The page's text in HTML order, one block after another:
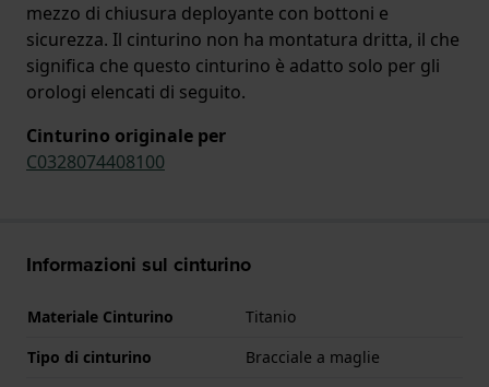
mezzo di chiusura deployante con bottoni e
sicurezza. Il cinturino non ha montatura dritta, il che
significa che questo cinturino è adatto solo per gli
orologi elencati di seguito.
Cinturino originale per
C0328074408100
Informazioni sul cinturino
Materiale Cinturino
Titanio
Tipo di cinturino
Bracciale a maglie